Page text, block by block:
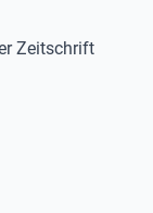
Zeitschrift